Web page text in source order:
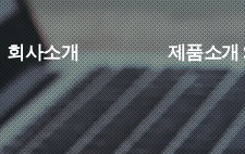
회사소개
인사말
연혁
제품소개
SHARP시
WD 시리